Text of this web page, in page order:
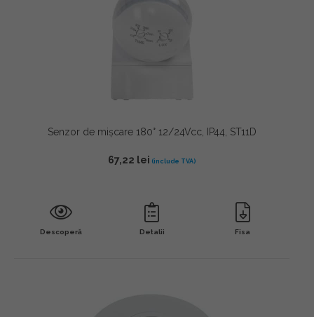
Senzor de mișcare 180° 12/24Vcc, IP44, ST11D
67,22 lei
Descoperă Detalii Fisa